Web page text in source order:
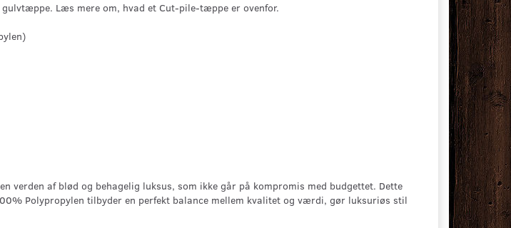
Læs mere om, hvad et Cut-pile-tæppe er ovenfor.
verden af blød og behagelig luksus, som ikke går på kompromis med budgettet. Dette
Polypropylen tilbyder en perfekt balance mellem kvalitet og værdi, gør luksuriøs stil